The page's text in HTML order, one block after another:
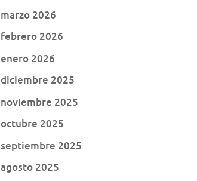
marzo 2026
febrero 2026
enero 2026
diciembre 2025
noviembre 2025
octubre 2025
septiembre 2025
agosto 2025